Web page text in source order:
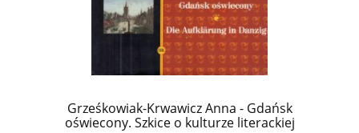
Grześkowiak-Krwawicz Anna - Gdańsk
oświecony. Szkice o kulturze literackiej